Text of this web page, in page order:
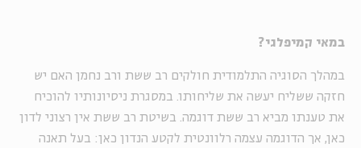
במאי קמיפלגי?
במהלך הסוגיה התלמודית חולקים רב ששת ורב נחמן האם יש
חזקה ששליח יעשה את שליחותו. במסגרת ניסיונותיו להוכיח
את טענתו מביא רב ששת דוגמה. בשיטת רב ששת אין רצוני לדון
כאן, אך הדוגמה עצמה רלוונטית לקטע הנדון כאן: בעל תאנה